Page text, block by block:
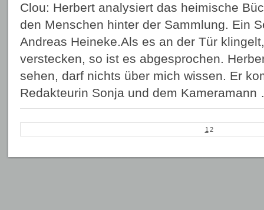
Clou: Herbert analysiert das heimische
den Menschen hinter der Sammlung. Ein
Andreas Heineke.Als es an der Tür
verstecken, so ist es abgesprochen.
sehen, darf nichts über mich wissen. Er
Redakteurin Sonja und dem
1 2